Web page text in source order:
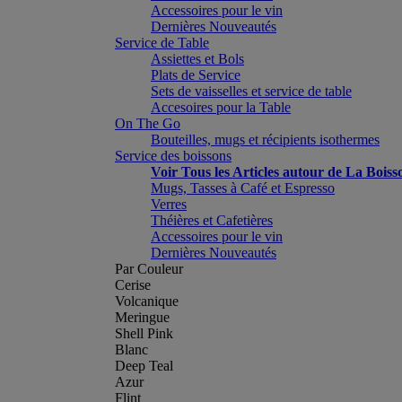
Accessoires pour le vin
Dernières Nouveautés
Service de Table
Assiettes et Bols
Plats de Service
Sets de vaisselles et service de table
Accesoires pour la Table
On The Go
Bouteilles, mugs et récipients isothermes
Service des boissons
Voir Tous les Articles autour de La
Mugs, Tasses à Café et Espresso
Verres
Théières et Cafetières
Accessoires pour le vin
Dernières Nouveautés
Par Couleur
Cerise
Volcanique
Meringue
Shell Pink
Blanc
Deep Teal
Azur
Flint